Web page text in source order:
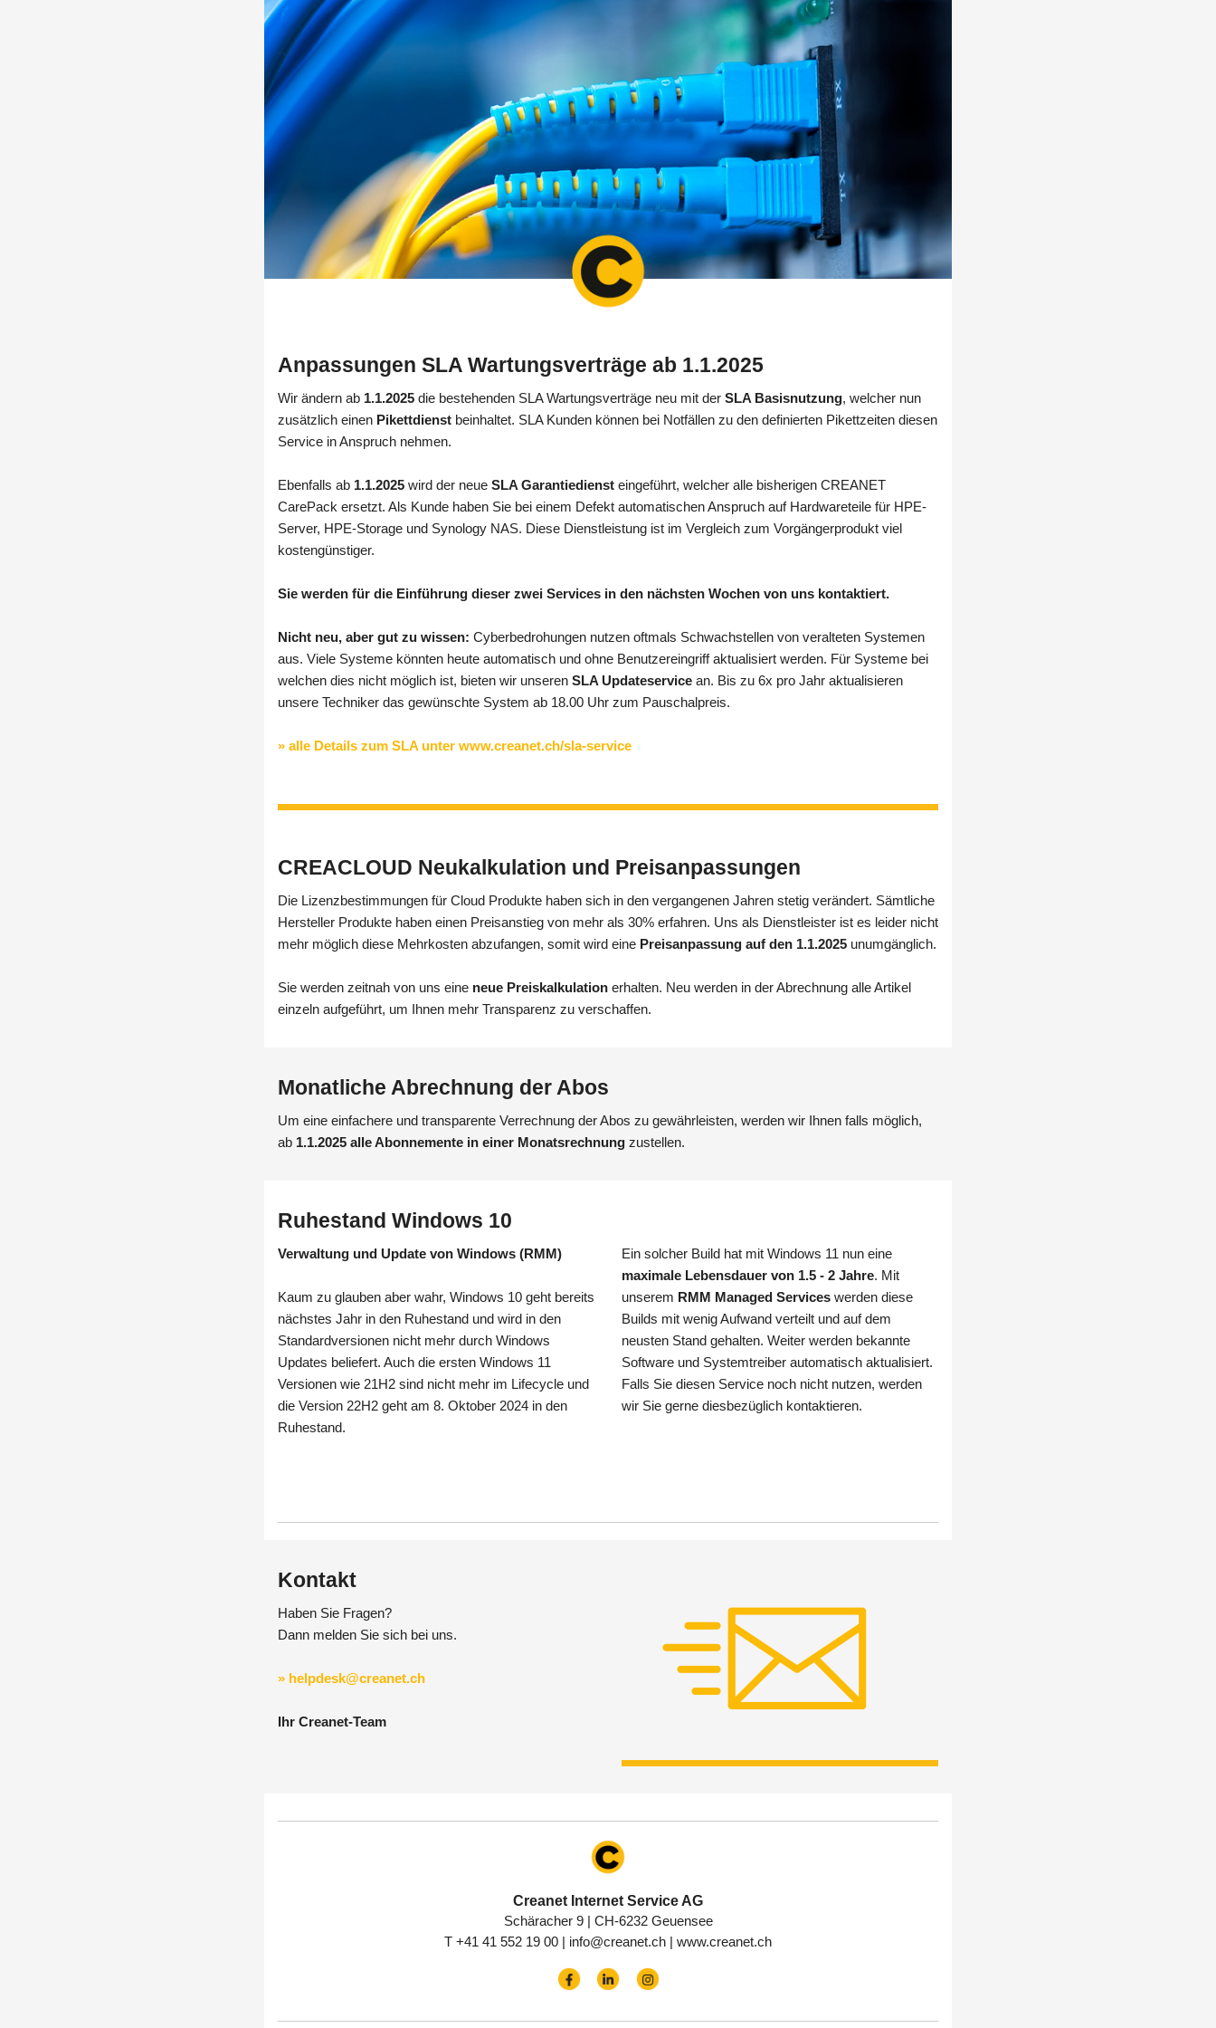
Anpassungen SLA Wartungsverträge ab 1.1.2025
Wir ändern ab 1.1.2025 die bestehenden SLA Wartungsverträge neu mit der SLA Basisnutzung, welcher nun
zusätzlich einen Pikettdienst beinhaltet. SLA Kunden können bei Notfällen zu den definierten Pikettzeiten diesen
Service in Anspruch nehmen.
Ebenfalls ab 1.1.2025 wird der neue SLA Garantiedienst eingeführt, welcher alle bisherigen CREANET
CarePack ersetzt. Als Kunde haben Sie bei einem Defekt automatischen Anspruch auf Hardwareteile für HPE-
Server, HPE-Storage und Synology NAS. Diese Dienstleistung ist im Vergleich zum Vorgängerprodukt viel
kostengünstiger.
Sie werden für die Einführung dieser zwei Services in den nächsten Wochen von uns kontaktiert.
Nicht neu, aber gut zu wissen: Cyberbedrohungen nutzen oftmals Schwachstellen von veralteten Systemen
aus. Viele Systeme könnten heute automatisch und ohne Benutzereingriff aktualisiert werden. Für Systeme bei
welchen dies nicht möglich ist, bieten wir unseren SLA Updateservice an. Bis zu 6x pro Jahr aktualisieren
unsere Techniker das gewünschte System ab 18.00 Uhr zum Pauschalpreis.
» alle Details zum SLA unter www.creanet.ch/sla-service
CREACLOUD Neukalkulation und Preisanpassungen
Die Lizenzbestimmungen für Cloud Produkte haben sich in den vergangenen Jahren stetig verändert. Sämtliche
Hersteller Produkte haben einen Preisanstieg von mehr als 30% erfahren. Uns als Dienstleister ist es leider nicht
mehr möglich diese Mehrkosten abzufangen, somit wird eine Preisanpassung auf den 1.1.2025 unumgänglich.
Sie werden zeitnah von uns eine neue Preiskalkulation erhalten. Neu werden in der Abrechnung alle Artikel
einzeln aufgeführt, um Ihnen mehr Transparenz zu verschaffen.
Monatliche Abrechnung der Abos
Um eine einfachere und transparente Verrechnung der Abos zu gewährleisten, werden wir Ihnen falls möglich,
ab 1.1.2025 alle Abonnemente in einer Monatsrechnung zustellen.
Ruhestand Windows 10
Verwaltung und Update von Windows (RMM)
Kaum zu glauben aber wahr, Windows 10 geht bereits
nächstes Jahr in den Ruhestand und wird in den
Standardversionen nicht mehr durch Windows
Updates beliefert. Auch die ersten Windows 11
Versionen wie 21H2 sind nicht mehr im Lifecycle und
die Version 22H2 geht am 8. Oktober 2024 in den
Ruhestand.
Ein solcher Build hat mit Windows 11 nun eine
maximale Lebensdauer von 1.5 - 2 Jahre. Mit
unserem RMM Managed Services werden diese
Builds mit wenig Aufwand verteilt und auf dem
neusten Stand gehalten. Weiter werden bekannte
Software und Systemtreiber automatisch aktualisiert.
Falls Sie diesen Service noch nicht nutzen, werden
wir Sie gerne diesbezüglich kontaktieren.
Kontakt
Haben Sie Fragen?
Dann melden Sie sich bei uns.
» helpdesk@creanet.ch
Ihr Creanet-Team
Creanet Internet Service AG
Schäracher 9 | CH-6232 Geuensee
T +41 41 552 19 00
info@creanet.ch www.creanet.ch